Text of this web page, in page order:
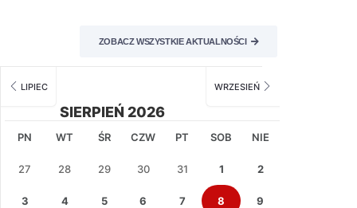
ZOBACZ WSZYSTKIE AKTUALNOŚCI
LIPIEC
SIERPIEŃ 2026
WRZESIEŃ
PN WT ŚR CZW PT SOB NIE
27 28 29 30 31 1 2
3 4 5 6 7 8 9